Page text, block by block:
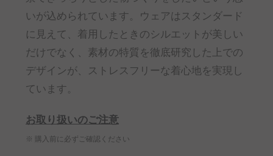
いが込められています。ウェアはスタンダード
に見えて、着用したときのシルエットが美しい
だけでなく、素材の特質を徹底研究した上での
デザインが、ストレスフリーな着心地を実現し
ています。
お取り扱いのご注意
※ 購入前に必ずご確認ください